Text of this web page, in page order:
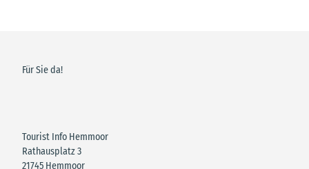
Für Sie da!
Tourist Info Hemmoor
Rathausplatz 3
21745 Hemmoor